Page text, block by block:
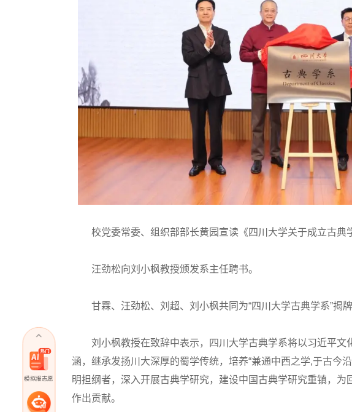
校党委常委、组织部部长黄园宣读《四川大学关于成立古典
汪劲松向刘小枫教授颁发系主任聘书。
甘霖、汪劲松、刘超、刘小枫共同为“四川大学古典学系”揭牌
刘小枫教授在致辞中表示，四川大学古典学系将以习近平文
涵，继承发扬川大深厚的蜀学传统，培养“兼通中西之学,于古今
明担纲者，深入开展古典学研究，建设中国古典学研究重镇，
作出贡献。
模拟报志愿